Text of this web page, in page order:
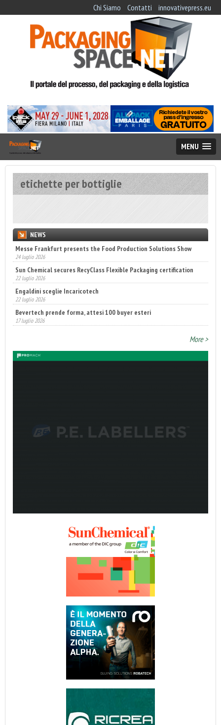
Chi Siamo Contatti innovativepress.eu
MENU
etichette per bottiglie
NEWS
Messe Frankfurt presents the Food Production Solutions Show
24 luglio 2026
Sun Chemical secures RecyClass Flexible Packaging certification
22 luglio 2026
Engaldini sceglie Incaricotech
22 luglio 2026
Bevertech prende forma, attesi 100 buyer esteri
17 luglio 2026
More >